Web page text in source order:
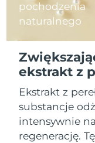
pochodzenia
naturalnego
ekstrakt z
Ekstrakt z
substancje
intensywnie
regenerację.
Izrael
Włochy
Japonia
Jersey